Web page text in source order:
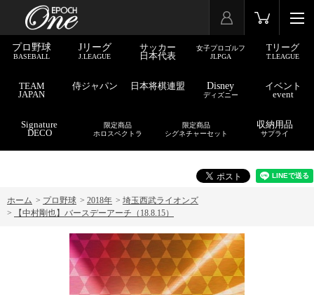
プロ野球
BASEBALL
Jリーグ
J.LEAGUE
サッカー
日本代表
女子プロゴルフ
JLPGA
Tリーグ
T.LEAGUE
TEAM
JAPAN
侍ジャパン 日本将棋連盟 Disney
ディズニー
イベント
event
Signature
DECO
限定商品
ホロスペクトラ
限定商品
シグネチャーセット
収納用品
サプライ
ホーム > プロ野球 > 2018年 > 埼玉西武ライオンズ
>
【中村剛也】バースデーアーチ（18.8.15）